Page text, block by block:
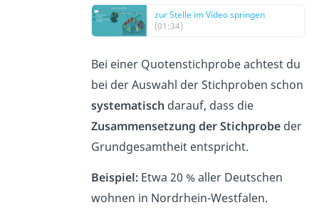
zur Stelle im Video springen
(01:34)
Bei einer Quotenstichprobe achtest du
bei der Auswahl der Stichproben schon
systematisch darauf, dass die
Zusammensetzung der Stichprobeder
Grundgesamtheit entspricht.
Beispiel:Etwa 20 % aller Deutschen
wohnen in Nordrhein-Westfalen.